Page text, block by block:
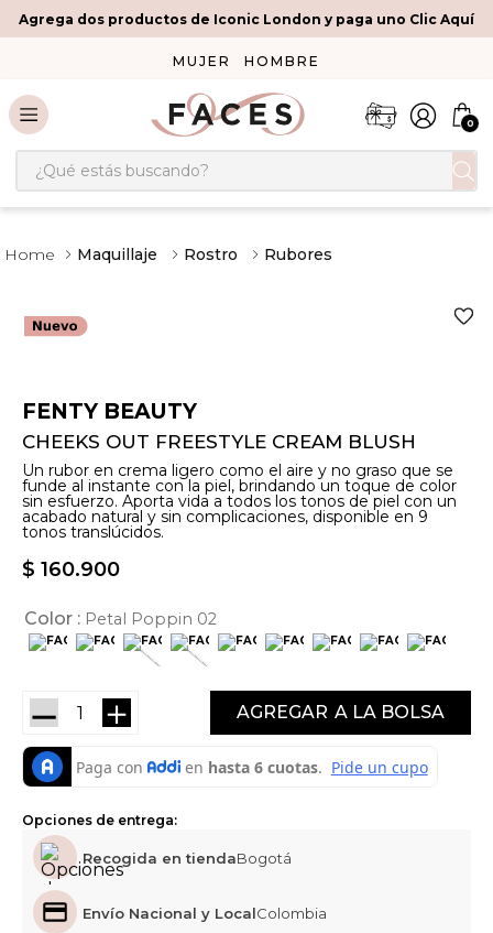
Agrega dos productos de Iconic London y paga uno Clic Aquí
MUJER HOMBRE
0
¿Qué estás buscando?
Maquillaje Rostro Rubores
FENTY BEAUTY
CHEEKS OUT FREESTYLE CREAM BLUSH
Un rubor en crema ligero como el aire y no graso que se
funde al instante con la piel, brindando un toque de color
sin esfuerzo. Aporta vida a todos los tonos de piel con un
acabado natural y sin complicaciones, disponible en 9
tonos translúcidos.
$ 160.900
Color Petal Poppin 02
＋
－ AGREGAR
Opciones de entrega:
Recogida en tiendaBogotá
Envío Nacional y LocalColombia